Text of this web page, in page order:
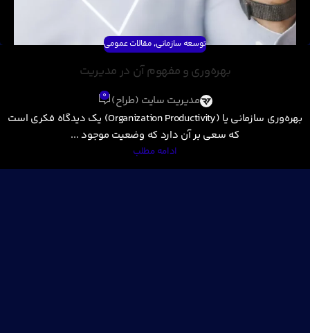
توسعه سازمانی,مقالات عمومی
بهره‌وری و مفهوم آن در مدیریت
مدیریت سایت (طراح) 0
بهره‌وری سازمانی یا (Organization Productivity) یک دیدگاه فکری است
که سعی بر آن دارد که وضعیت موجود ...
ادامه مطلب